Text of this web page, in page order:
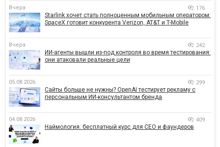
Вчера 176
Starlink хочет стать полноценным мобильным оператором:
SpaceX готовит конкурента Verizon, AT&T и T-Mobile
Вчера 242
ИИ-агенты вышли из-под контроля во время тестирования:
они атаковали реальные цели
05.08.2026 299
Сайты больше не нужны? OpenAI тестирует рекламу с
персональным ИИ-консультантом бренда
04.08.2026 409
Наймология: бесплатный курс для CEO и фаундеров